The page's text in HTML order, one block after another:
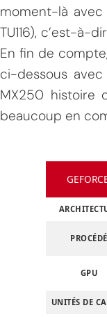
moment-là avec
TU116), c’est-à-
En fin de
ci-dessous
MX250 histoire
beaucoup en
PROCÉDÉ
GPU
UNITÉS DE